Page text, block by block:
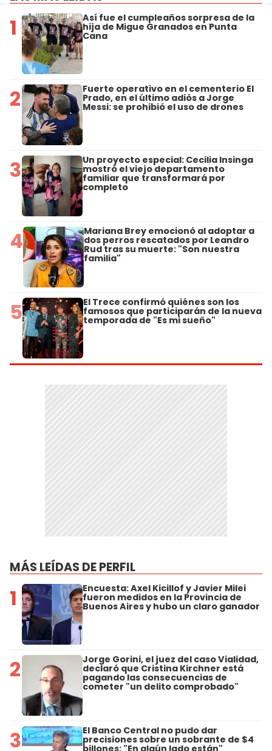
1 Así fue el cumpleaños sorpresa de la
hija de Migue Granados en Punta
Cana
2 Fuerte operativo en el cementerio El
Prado, en el último adiós a Jorge
Messi: se prohibió el uso de drones
3 Un proyecto especial: Cecilia Insinga
mostró el viejo departamento
familiar que transformará por
completo
4 Mariana Brey emocionó al adoptar a
dos perros rescatados por Leandro
Rud tras su muerte: "Son nuestra
familia"
5 El Trece confirmó quiénes son los
famosos que participarán de la nueva
temporada de "Es mi sueño"
MÁS LEÍDAS DE PERFIL
1 Encuesta: Axel Kicillof y Javier Milei
fueron medidos en la Provincia de
Buenos Aires y hubo un claro ganador
2 Jorge Gorini, el juez del caso Vialidad,
declaró que Cristina Kirchner está
pagando las consecuencias de
cometer "un delito comprobado"
3 El Banco Central no pudo dar
precisiones sobre un sobrante de $4